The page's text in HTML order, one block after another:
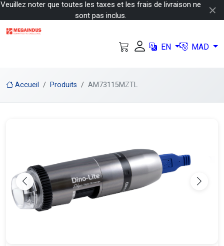
Veuillez noter que toutes les taxes et les frais de livraison ne
sont pas inclus.
EN MAD
Accueil Produits AM73115MZTL